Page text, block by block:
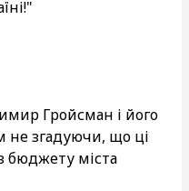
Гройсман і його
не згадуючи, що ці
бюджету міста